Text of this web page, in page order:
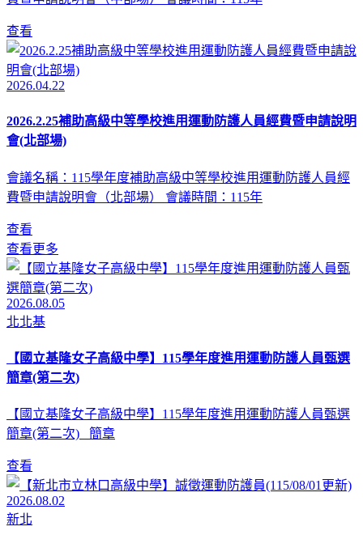
查看
2026.04.22
2026.2.25補助高級中等學校進用運動防護人員經費暨申請說明
會(北部場)
會議名稱：115學年度補助高級中等學校進用運動防護人員經
費暨申請說明會（北部場） 會議時間：115年
查看
查看更多
2026.08.05
北北基
【國立基隆女子高級中學】115學年度進用運動防護人員甄選
簡章(第二次)
【國立基隆女子高級中學】115學年度進用運動防護人員甄選
簡章(第二次) 簡章
查看
2026.08.02
新北